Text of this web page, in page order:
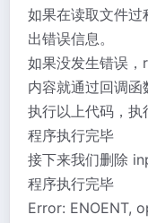
如果在读取文件
出错误信息。
如果没发生错误
内容就通过回调函
执行以上代码，执
程序执行完毕
接下来我们删除
程序执行完毕
Error: ENOENT,